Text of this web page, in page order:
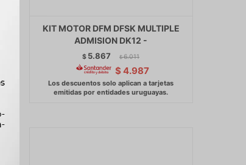
KIT MOTOR DFM DFSK MULTIPLE
ADMISION DK12 -
$ 5.867 $ 6.011
$ 4.987